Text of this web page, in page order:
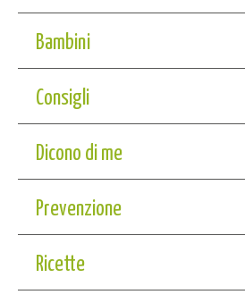
Bambini
Consigli
Dicono di me
Prevenzione
Ricette